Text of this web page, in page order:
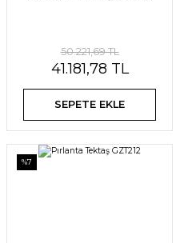
50.221,69 TL
41.181,78 TL
SEPETE EKLE
%7